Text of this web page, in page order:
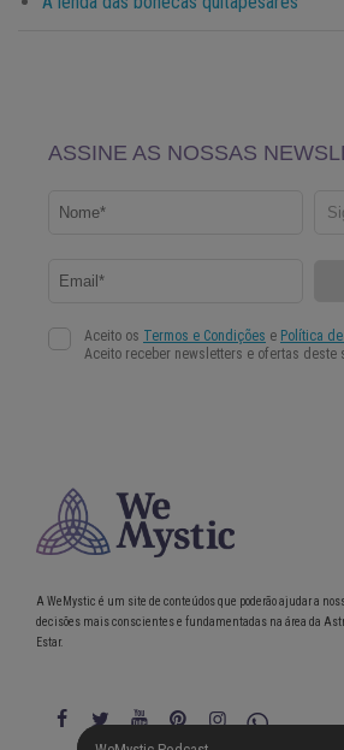
A WeMystic é um site de conteúdos que poderão ajudar a
decisões mais conscientes e fundamentadas na área da
Estar.